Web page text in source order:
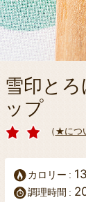
雪印と
ップ
（ ★につ
カロリー
調理時間